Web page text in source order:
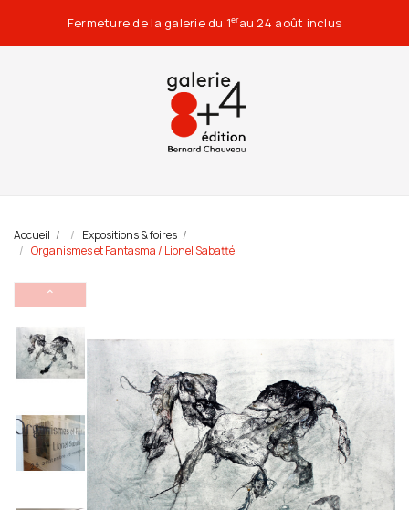
Fermeture de la galerie du 1erau 24 août inclus
Accueil
Expositions & foires
Organismes et Fantasma / Lionel Sabatté
⌃